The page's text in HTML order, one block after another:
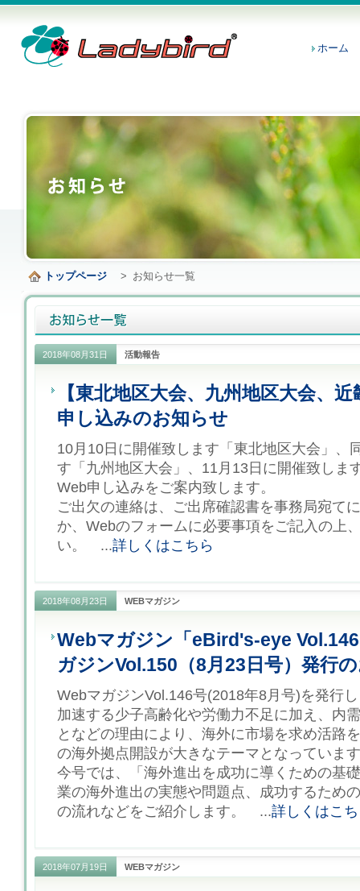
ホーム
トップページ > お知らせ一覧
2018年08月31日 活動報告
【東北地区大会、九州地区大会、
申し込みのお知らせ
10月10日に開催致します「東北地区大会」、
す「九州地区大会」、11月13日に開催致しま
Web申し込みをご案内致します。
ご出欠の連絡は、ご出席確認書を事務局宛て
か、Webのフォームに必要事項をご記入の上
い。 ...詳しくはこちら
2018年08月23日 WEBマガジン
Webマガジン「eBird's-eye
ガジンVol.150（8月23日号）発行
WebマガジンVol.146号(2018年8月号)を発行
加速する少子高齢化や労働力不足に加え、内
となどの理由により、海外に市場を求め活路
の海外拠点開設が大きなテーマとなっていま
今号では、「海外進出を成功に導くための基
業の海外進出の実態や問題点、成功するため
の流れなどをご紹介します。 ...詳しくはこ
2018年07月19日 WEBマガジン